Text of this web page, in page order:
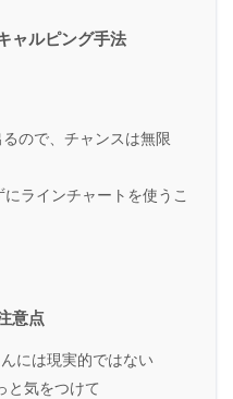
ャルピング手法
ので、チャンスは無限
ラインチャートを使うこ
意点
には現実的ではない
と気をつけて